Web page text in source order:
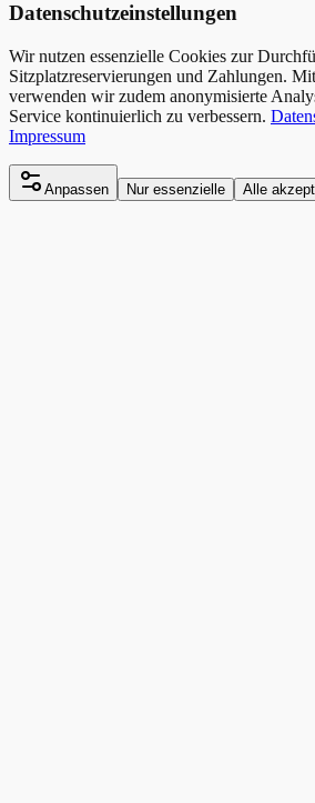
Datenschutzeinstellungen
Wir nutzen essenzielle Cookies zur
Sitzplatzreservierungen und Zahlungen.
verwenden wir zudem anonymisierte
Service kontinuierlich zu verbessern.
Impressum
Anpassen Nur essenzielle Alle